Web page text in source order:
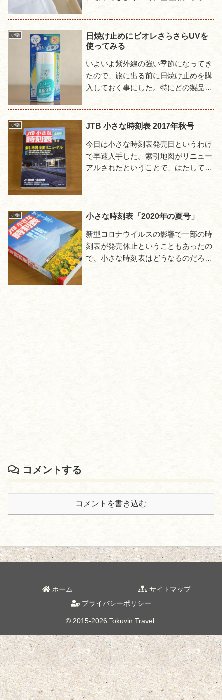
ポリエステル製である所が重要で、衣
類等の柔らかな物の収納にはクッ...
小物
日焼け止めにビオレさらさらUVを
使ってみる
いよいよ紫外線の強い季節になってき
たので、旅に出る前に日焼け止めを購
入しておく事にした。特にどの製品と
しを浴びる事を考え、顔・からだ両用
で、SPFとPAが最高レベルの...
小物 JTB 小さな時刻表 2017年秋号
今日は小さな時刻表発売日というわけ
で早速入手した。索引地図がリニュー
アルされたということで、はたしてど
小物 小さな時刻表「2020年の夏号」
新型コロナウイルスの影響で一部の時
刻表が発売休止ということもあったの
で、小さな時刻表はどうなるのだろう
コメントする
コメントを書き込む
ホーム
サイトマップ
プライバシーポリシー
© 2015-2026 Tokuvin Travel.